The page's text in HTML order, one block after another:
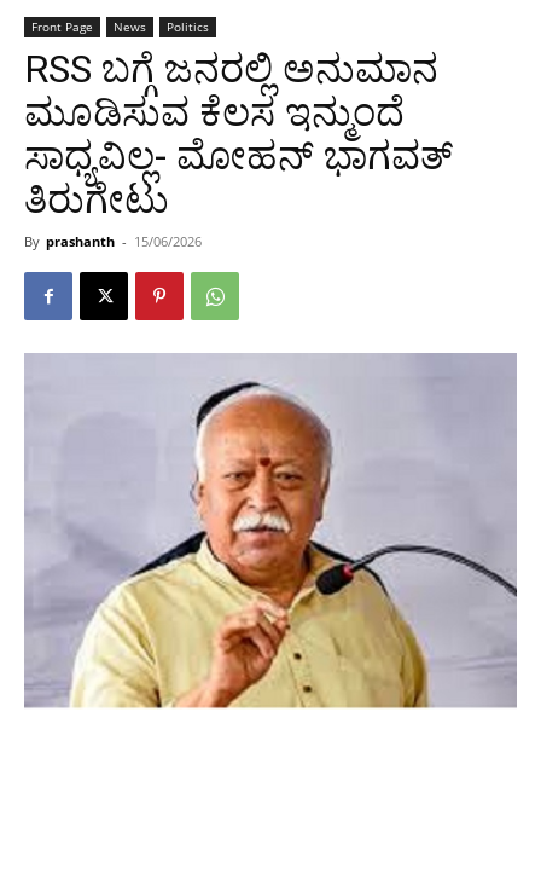
Front Page News Politics
RSS ಬಗ್ಗೆ ಜನರಲ್ಲಿ ಅನುಮಾನ
ಮೂಡಿಸುವ ಕೆಲಸ ಇನ್ಮುಂದೆ
ಸಾಧ್ಯವಿಲ್ಲ- ಮೋಹನ್ ಭಾಗವತ್
ತಿರುಗೇಟು
By prashanth - 15/06/2026